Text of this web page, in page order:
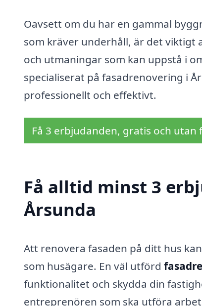
Oavsett om du har en gammal
som kräver underhåll, är det viktigt
och utmaningar som kan uppstå i
specialiserat på fasadrenovering i
professionellt och effektivt.
Få 3 erbjudanden, gratis och
Få alltid minst 3
Årsunda
Att renovera fasaden på ditt hus
som husägare. En väl utförd
funktionalitet och skydda din
entreprenören som ska utföra